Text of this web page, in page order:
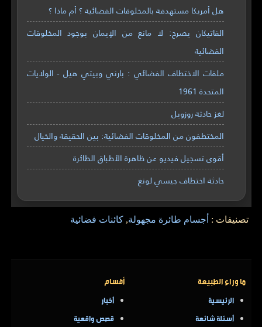
هل أمريكا مستهدفة بالمخلوقات الفضائية ؟ أم ماذا ؟
الفاتيكان يصرح: لا مانع من الإيمان بوجود المخلوقات
الفضائية
ملفات الاختطاف الفضائي : بارني وبيتي هيل - الولايات
المتحدة 1961
لغز حادثة روزويل
المختطفون من المخلوقات الفضائية: بين الحقيقة والخيال
أقوى تسجيل فيديو عن ظاهرة الأطباق الطائرة
حادثة اختطاف جيسي لونغ
تصنيفات : أجسام طائرة مجهولة,كائنات فضائية
ما وراء الطبيعة
الرئيسية
أسئلة شائعة
أقسام
أخبار
قصص واقعية